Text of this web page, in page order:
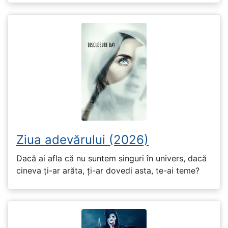
Ziua adevărului (2026)
Dacă ai afla că nu suntem singuri în univers, dacă
cineva ți-ar arăta, ți-ar dovedi asta, te-ai teme?